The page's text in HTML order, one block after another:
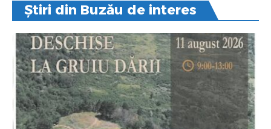
Știri din Buzău de interes